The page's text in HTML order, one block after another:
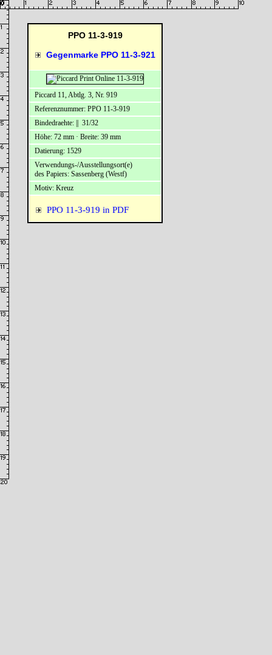
PPO 11-3-919
Gegenmarke PPO 11-3-921
PPO 11-3-919 in PDF
Piccard 11, Abtlg. 3, Nr. 919
Referenznummer: PPO 11-3-919
Bindedraehte: || 31/32
Höhe: 72 mm · Breite: 39 mm
Datierung: 1529
Verwendungs-/Ausstellungsort(e)
des Papiers: Sassenberg (Westf)
Motiv: Kreuz